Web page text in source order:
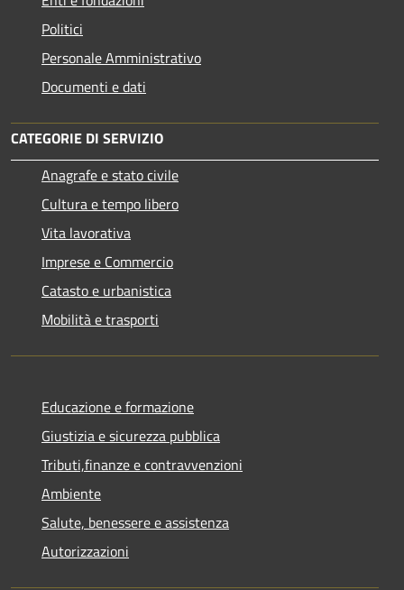
Politici
Personale Amministrativo
Documenti e dati
CATEGORIE DI SERVIZIO
Anagrafe e stato civile
Cultura e tempo libero
Vita lavorativa
Imprese e Commercio
Catasto e urbanistica
Mobilità e trasporti
Educazione e formazione
Giustizia e sicurezza pubblica
Tributi,finanze e contravvenzioni
Ambiente
Salute, benessere e assistenza
Autorizzazioni